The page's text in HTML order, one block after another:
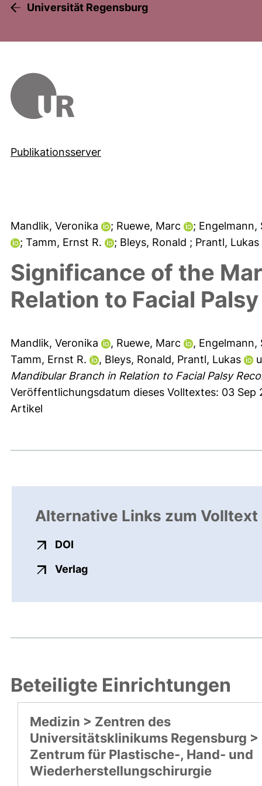
Universität Regensburg
Publikationsserver
Mandlik, Veronika ; Ruewe, Marc
;
; Tamm, Ernst R.
; Bleys, Ronald ; Prantl, Lukas
Significance of the
Relation to Facial
Mandlik, Veronika , Ruewe, Marc , Engelmann,
Tamm, Ernst R.
, Bleys, Ronald, Prantl, Lukas
Mandibular Branch in Relation to Facial Palsy
Veröffentlichungsdatum dieses Volltextes: 03 Sep
Artikel
Alternative Links zum Volltext
DOI
Verlagexterner Link, öffnet neues
Beteiligte Einrichtungen
Medizin > Zentren des
Universitätsklinikums Regensburg >
Zentrum für Plastische-, Hand- und
Wiederherstellungschirurgie